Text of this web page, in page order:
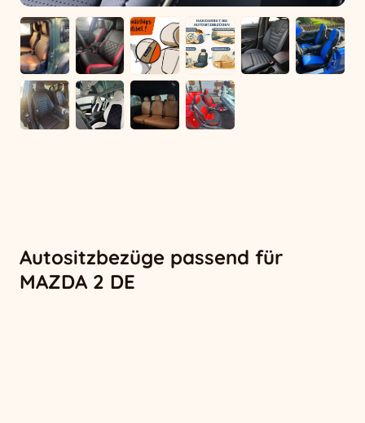
Autositzbezüge passend für
MAZDA 2 DE